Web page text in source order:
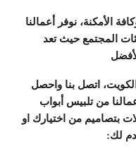
الأمكنة، نوفر أعمالنا
المجتمع حيث تعد
اتصل بنا واحصل
من تلبيس أبواب
بتصاميم من اختيارك او
لك: